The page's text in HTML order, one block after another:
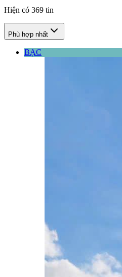
Hiện có 369 tin
Phù hợp nhất
BẠC